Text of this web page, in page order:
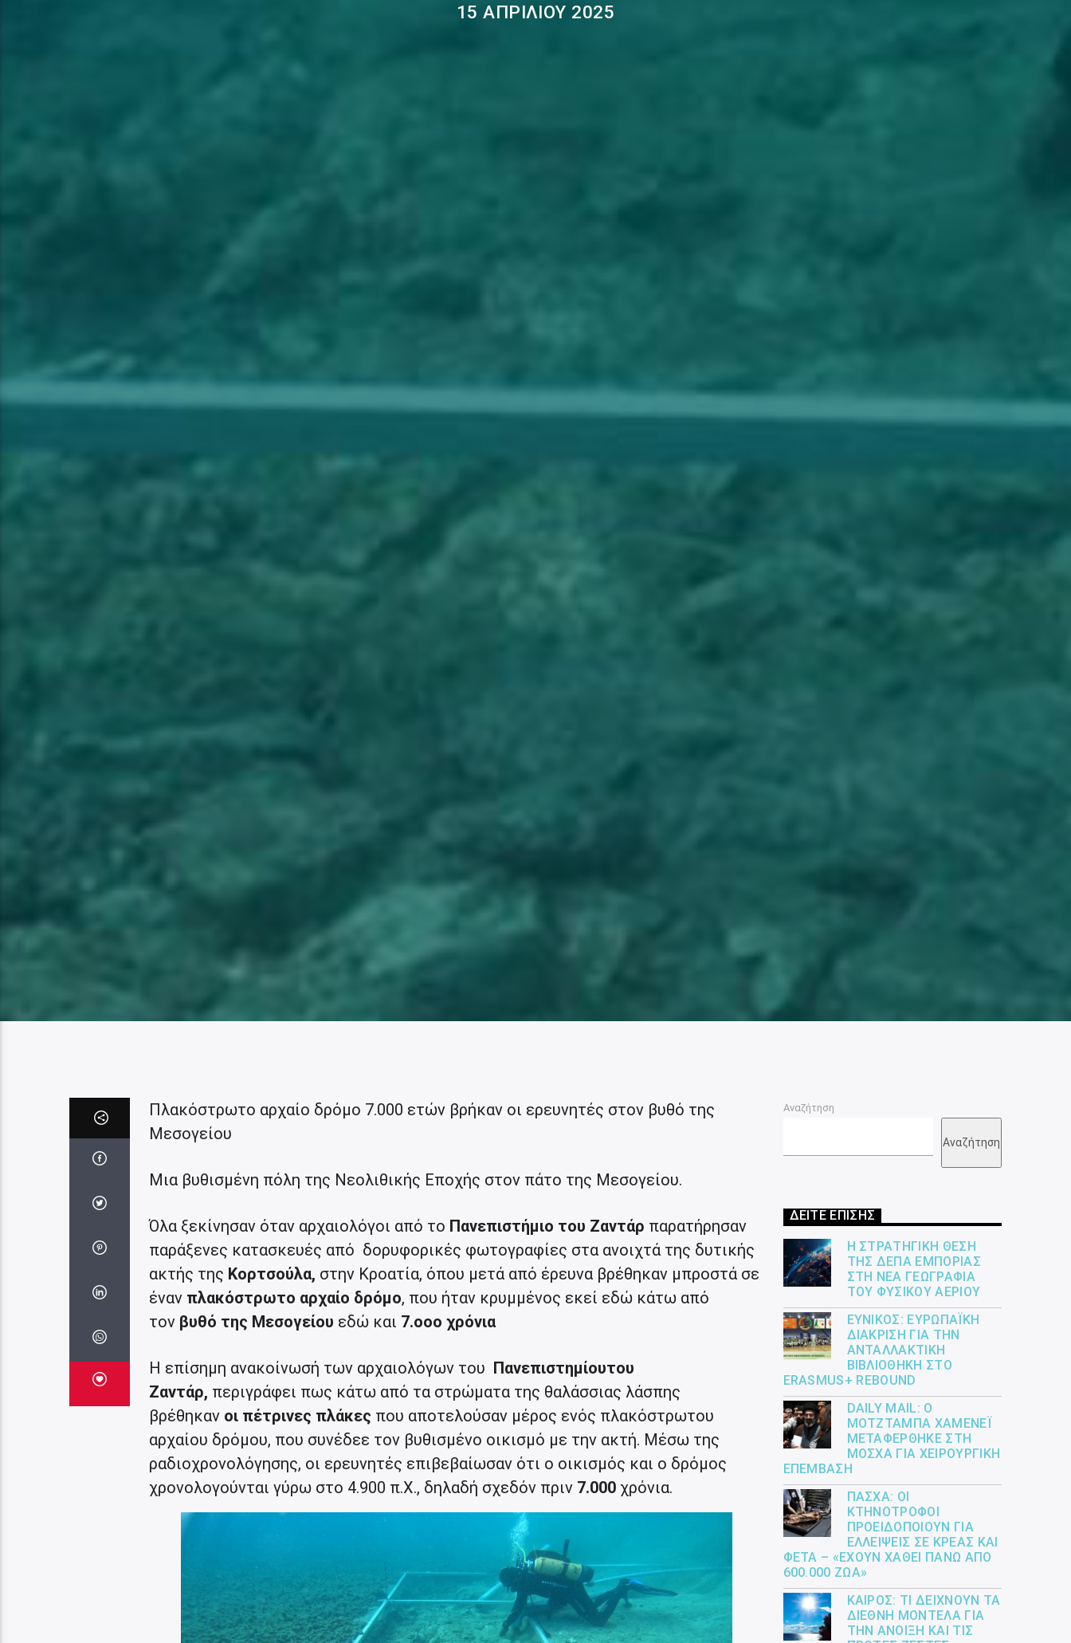
15 ΑΠΡΙΛΊΟΥ 2025
Πλακόστρωτο αρχαίο δρόμο 7.000 ετών βρήκαν οι ερευνητές στον βυθό της
Μεσογείου
Μια βυθισμένη πόλη της Νεολιθικής Εποχής στον πάτο της Μεσογείου.
Όλα ξεκίνησαν όταν αρχαιολόγοι από το Πανεπιστήμιο του Ζαντάρ παρατήρησαν
παράξενες κατασκευές από δορυφορικές φωτογραφίες στα ανοιχτά της δυτικής
ακτής της Κορτσούλα, στην Κροατία, όπου μετά από έρευνα βρέθηκαν μπροστά σε
έναν πλακόστρωτο αρχαίο δρόμο, που ήταν κρυμμένος εκεί εδώ κάτω από
τον βυθό της Μεσογείου εδώ και 7.οοο χρόνια
Η επίσημη ανακοίνωσή των αρχαιολόγων του Πανεπιστημίουτου
Ζαντάρ, περιγράφει πως κάτω από τα στρώματα της θαλάσσιας λάσπης
βρέθηκαν οι πέτρινες πλάκες που αποτελούσαν μέρος ενός πλακόστρωτου
αρχαίου δρόμου, που συνέδεε τον βυθισμένο οικισμό με την ακτή. Μέσω της
ραδιοχρονολόγησης, οι ερευνητές επιβεβαίωσαν ότι ο οικισμός και ο δρόμος
χρονολογούνται γύρω στο 4.900 π.Χ., δηλαδή σχεδόν πριν 7.000χρόνια.
Αναζήτηση
Αναζήτηση
ΔΕΙΤΕ ΕΠΙΣΗΣ
Η ΣΤΡΑΤΗΓΙΚΉ ΘΈΣΗ
ΤΗΣ ΔΕΠΑ ΕΜΠΟΡΊΑΣ
ΣΤΗ ΝΈΑ ΓΕΩΓΡΑΦΊΑ
ΤΟΥ ΦΥΣΙΚΟΎ ΑΕΡΊΟΥ
ΕΎΝΙΚΟΣ: ΕΥΡΩΠΑΪΚΉ
ΔΙΆΚΡΙΣΗ ΓΙΑ ΤΗΝ
ΑΝΤΑΛΛΑΚΤΙΚΉ
ΒΙΒΛΙΟΘΉΚΗ ΣΤΟ
ERASMUS+ REBOUND
DAILY MAIL: Ο
ΜΟΤΖΤΆΜΠΑ ΧΑΜΕΝΕΪ́
ΜΕΤΑΦΈΡΘΗΚΕ ΣΤΗ
ΜΌΣΧΑ ΓΙΑ ΧΕΙΡΟΥΡΓΙΚΉ
ΕΠΈΜΒΑΣΗ
ΠΆΣΧΑ: ΟΙ
ΚΤΗΝΟΤΡΌΦΟΙ
ΠΡΟΕΙΔΟΠΟΙΟΎΝ ΓΙΑ
ΕΛΛΕΊΨΕΙΣ ΣΕ ΚΡΈΑΣ ΚΑΙ
ΦΈΤΑ – «ΈΧΟΥΝ ΧΑΘΕΊ ΠΆΝΩ ΑΠΌ
600.000 ΖΏΑ»
ΚΑΙΡΌΣ: ΤΙ ΔΕΊΧΝΟΥΝ ΤΑ
ΔΙΕΘΝΉ ΜΟΝΤΈΛΑ ΓΙΑ
ΤΗΝ ΆΝΟΙΞΗ ΚΑΙ ΤΙΣ